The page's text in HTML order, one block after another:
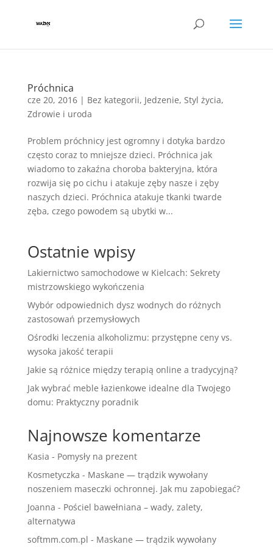
Próchnica
cze 20, 2016| Bez kategorii, Jedzenie, Styl życia,
Zdrowie i uroda
Problem próchnicy jest ogromny i dotyka bardzo
często coraz to mniejsze dzieci. Próchnica jak
wiadomo to zakaźna choroba bakteryjna, która
rozwija się po cichu i atakuje zęby nasze i zęby
naszych dzieci. Próchnica atakuje tkanki twarde
zęba, czego powodem są ubytki w...
Ostatnie wpisy
Lakiernictwo samochodowe w Kielcach: Sekrety
mistrzowskiego wykończenia
Wybór odpowiednich dysz wodnych do różnych
zastosowań przemysłowych
Ośrodki leczenia alkoholizmu: przystępne ceny vs.
wysoka jakość terapii
Jakie są różnice między terapią online a tradycyjną?
Jak wybrać meble łazienkowe idealne dla Twojego
domu: Praktyczny poradnik
Najnowsze komentarze
Kasia - Pomysły na prezent
Kosmetyczka - Maskane — trądzik wywołany
noszeniem maseczki ochronnej. Jak mu zapobiegać?
Joanna - Pościel bawełniana – wady, zalety,
alternatywa
softmm.com.pl - Maskane — trądzik wywołany